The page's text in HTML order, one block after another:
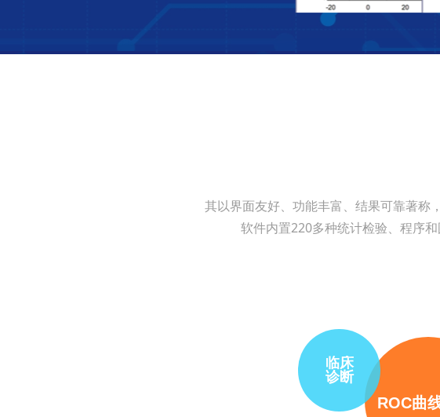
其以界面友好、功能丰富、结果可靠著称
软件内置220多种统计检验、程序
临床
诊断
ROC曲